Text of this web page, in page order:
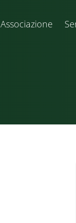
Associazione